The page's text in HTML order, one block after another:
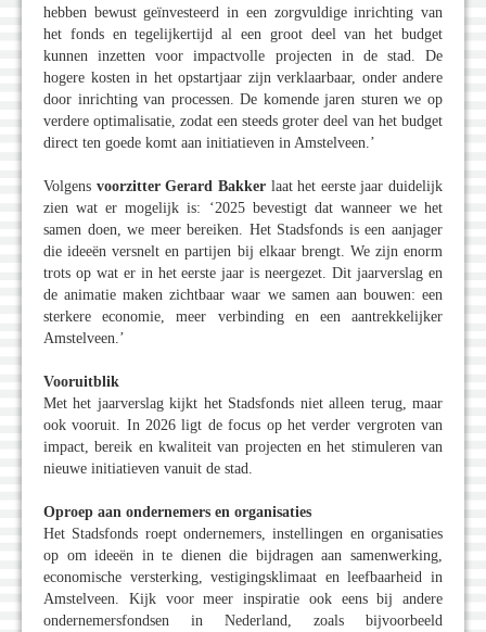
hebben bewust geïnvesteerd in een zorgvuldige inrichting van
het fonds en tegelijkertijd al een groot deel van het budget
kunnen inzetten voor impactvolle projecten in de stad. De
hogere kosten in het opstartjaar zijn verklaarbaar, onder andere
door inrichting van processen. De komende jaren sturen we op
verdere optimalisatie, zodat een steeds groter deel van het budget
direct ten goede komt aan initiatieven in Amstelveen.’
Volgens voorzitter Gerard Bakkerlaat het eerste jaar duidelijk
zien wat er mogelijk is: ‘2025 bevestigt dat wanneer we het
samen doen, we meer bereiken. Het Stadsfonds is een aanjager
die ideeën versnelt en partijen bij elkaar brengt. We zijn enorm
trots op wat er in het eerste jaar is neergezet. Dit jaarverslag en
de animatie maken zichtbaar waar we samen aan bouwen: een
sterkere economie, meer verbinding en een aantrekkelijker
Amstelveen.’
Vooruitblik
Met het jaarverslag kijkt het Stadsfonds niet alleen terug, maar
ook vooruit. In 2026 ligt de focus op het verder vergroten van
impact, bereik en kwaliteit van projecten en het stimuleren van
nieuwe initiatieven vanuit de stad.
Oproep aan ondernemers en organisaties
Het Stadsfonds roept ondernemers, instellingen en organisaties
op om ideeën in te dienen die bijdragen aan samenwerking,
economische versterking, vestigingsklimaat en leefbaarheid in
Amstelveen. Kijk voor meer inspiratie ook eens bij andere
ondernemersfondsen in Nederland, zoals bijvoorbeeld